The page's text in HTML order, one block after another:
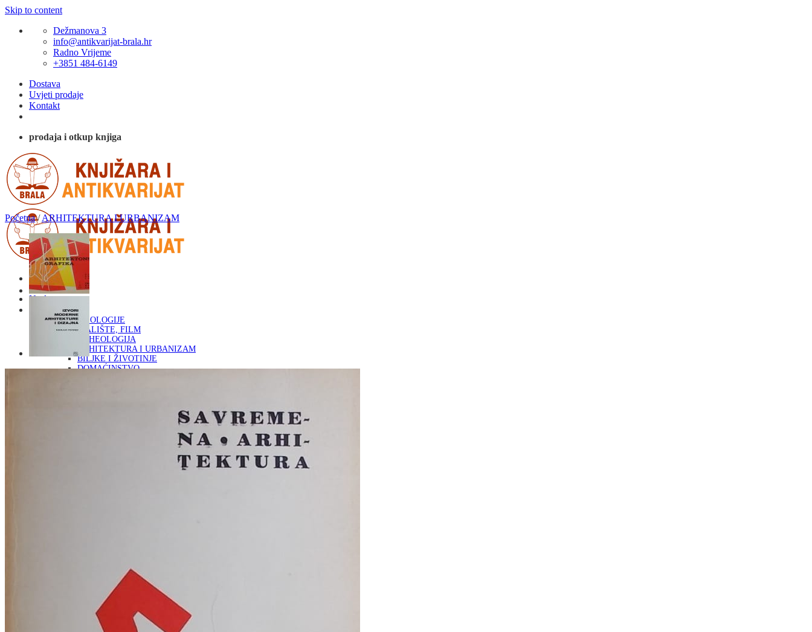
Skip to content
Dežmanova 3
info@antikvarijat-brala.hr
Radno Vrijeme
+3851 484-6149
Dostava
Uvjeti prodaje
Kontakt
prodaja i otkup knjiga
Naslovna
KNJIGE
OD ARHEOLOGIJE
DO KAZALIŠTE, FILM
ARHEOLOGIJA
ARHITEKTURA I URBANIZAM
BILJKE I ŽIVOTINJE
DOMAĆINSTVO
RJEČNICI, GRAMATIKE, PRAVOPISI…
STRIPOVI
TEHNIČKE ZNANOSTI
TEORIJA I POVIJEST KNJIŽEVNOSTI
VEDUTE
Početna / ARHITEKTURA I URBANIZAM